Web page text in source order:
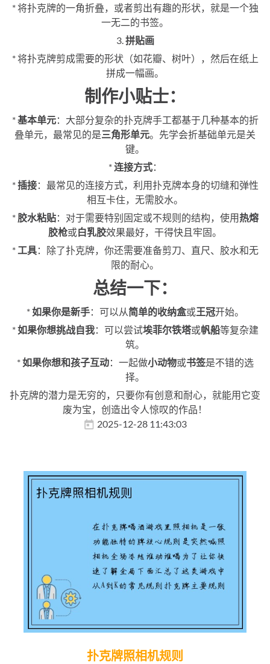
* 将扑克牌的一角折叠，或者剪出有趣的形状，就是一个独
一无二的书签。
3.拼贴画
* 将扑克牌剪成需要的形状（如花瓣、树叶），然后在纸上
拼成一幅画。
制作小贴士：
*基本单元：大部分复杂的扑克牌手工都基于几种基本的折
叠单元，最常见的是三角形单元。先学会折基础单元是关
键。
*连接方式：
*插接：最常见的连接方式，利用扑克牌本身的切缝和弹性
相互卡住，无需胶水。
* 胶水粘贴：对于需要特别固定或不规则的结构，使用热熔
胶枪或白乳胶效果最好，干得快且牢固。
* 工具：除了扑克牌，你还需要准备剪刀、直尺、胶水和无
限的耐心。
总结一下：
*如果你是新手：可以从简单的收纳盒或王冠开始。
*如果你想挑战自我：可以尝试埃菲尔铁塔或帆船等复杂建
筑。
*如果你想和孩子互动：一起做小动物或书签是不错的选
择。
扑克牌的潜力是无穷的，只要你有创意和耐心，就能用它变
废为宝，创造出令人惊叹的作品！
2025-12-28 11:43:03
扑克牌照相机规则